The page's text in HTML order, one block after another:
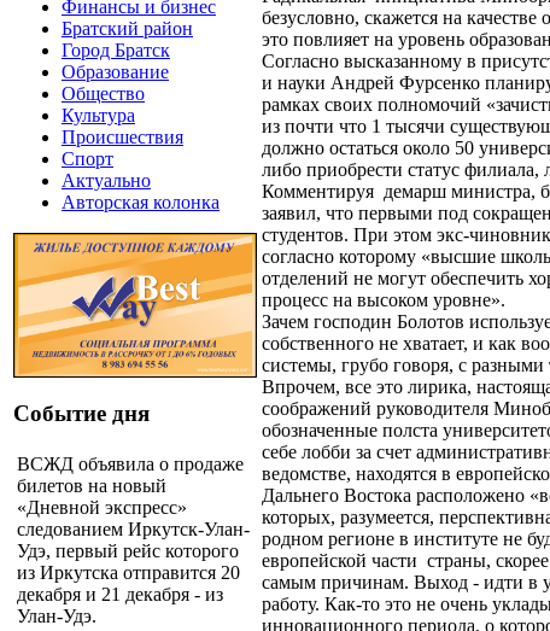
Финансы и бизнес
Братский район
Город Братск
Образование
Общество
Культура
Происшествия
Спорт
Актуально
Авторская колонка
Событие дня
ВСЖД объявила о продаже
билетов на новый
«Дневной экспресс»
следованием Иркутск-Улан-
Удэ, первый рейс которого
из Иркутска отправится 20
декабря и 21 декабря - из
Улан-Удэ.
безусловно, скажется на
это повлияет на уровень
Согласно высказанному в
и науки Андрей Фурсенко
рамках своих полномочий
из почти что 1 тысячи
должно остаться около 50
либо приобрести статус
Комментируя демарш министра,
заявил, что первыми под
студентов. При этом экс-
согласно которому «высшие
отделений не могут обеспечить
процесс на высоком уровне».
Зачем господин Болотов
собственного не хватает, и как
системы, грубо говоря, с разными
Впрочем, все это лирика,
соображений руководителя
обозначенные полста
себе лобби за счет
ведомстве, находятся в
Дальнего Востока расположено
которых, разумеется,
родном регионе в институте не
европейской части страны,
самым причинам. Выход - идти в
работу. Как-то это не очень
инновационного периода, о